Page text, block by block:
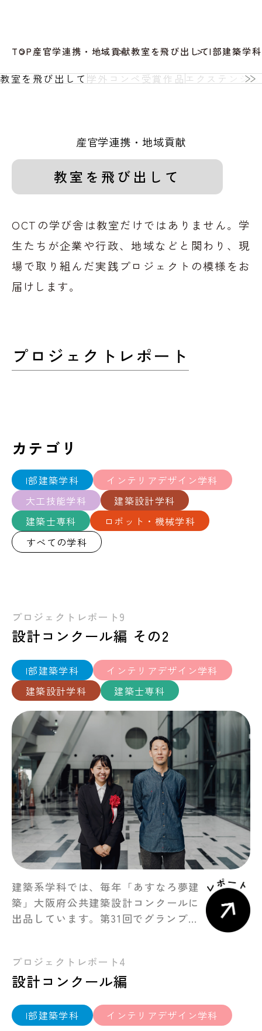
TOP産官学連携・地域貢献教室を飛び出してI部建築学科
教室を飛び出して学外コンペ受賞作品エクステンシ
産官学連携・地域貢献
教室を飛び出して
OCTの学び舎は教室だけではありません。学
生たちが企業や行政、地域などと関わり、現
場で取り組んだ実践プロジェクトの模様をお
届けします。
プロジェクトレポート
カテゴリ
I部建築学科
インテリアデザイン学科
大工技能学科
建築設計学科
建築士専科
ロボット・機械学科
すべての学科
プロジェクトレポート9
設計コンクール編 その2
I部建築学科
インテリアデザイン学科
建築設計学科
建築士専科
建築系学科では、毎年「あすなろ夢建
築」大阪府公共建築設計コンクールに
出品しています。第31回でグランプリ
いてみました。 （左）：樫原千奈さん
[インテリ […]
プロジェクトレポート4
設計コンクール編
I部建築学科 インテリアデザイン学科